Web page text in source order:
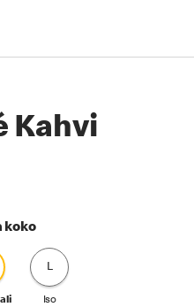
Kahvi
koko
L
Iso